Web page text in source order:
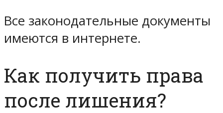
Все законодательные документы
имеются в интернете.
Как получить права
после лишения?